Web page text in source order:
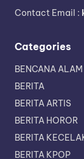
Contact Email :
Categories
BENCANA ALAM
BERITA
BERITA ARTIS
BERITA HOROR
BERITA
BERITA KPOP